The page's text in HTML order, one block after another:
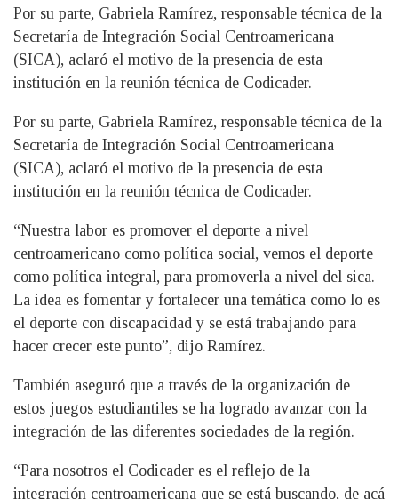
Por su parte, Gabriela Ramírez, responsable técnica de la
Secretaría de Integración Social Centroamericana
(SICA), aclaró el motivo de la presencia de esta
institución en la reunión técnica de Codicader.
Por su parte, Gabriela Ramírez, responsable técnica de la
Secretaría de Integración Social Centroamericana
(SICA), aclaró el motivo de la presencia de esta
institución en la reunión técnica de Codicader.
“Nuestra labor es promover el deporte a nivel
centroamericano como política social, vemos el deporte
como política integral, para promoverla a nivel del sica.
La idea es fomentar y fortalecer una temática como lo es
el deporte con discapacidad y se está trabajando para
hacer crecer este punto”, dijo Ramírez.
También aseguró que a través de la organización de
estos juegos estudiantiles se ha logrado avanzar con la
integración de las diferentes sociedades de la región.
“Para nosotros el Codicader es el reflejo de la
integración centroamericana que se está buscando, de acá